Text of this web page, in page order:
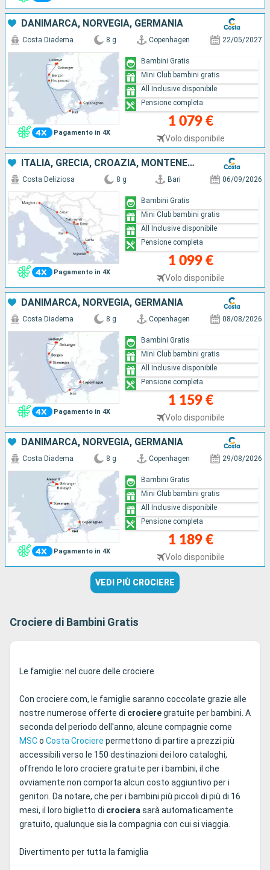
DANIMARCA, NORVEGIA, GERMANIA
Pagamento in 4X
Costa Diadema 8 g Copenhagen 22/05/2027
1 079 €
Volo disponibile
Bambini Gratis
Mini Club bambini gratis
All Inclusive disponibile
Pensione completa
ITALIA, GRECIA, CROAZIA, MONTENEGRO
Pagamento in 4X
Costa Deliziosa 8 g Bari 06/09/2026
1 099 €
Volo disponibile
Bambini Gratis
Mini Club bambini gratis
All Inclusive disponibile
Pensione completa
DANIMARCA, NORVEGIA, GERMANIA
Pagamento in 4X
Costa Diadema 8 g Copenhagen 08/08/2026
1 159 €
Volo disponibile
Bambini Gratis
Mini Club bambini gratis
All Inclusive disponibile
Pensione completa
DANIMARCA, NORVEGIA, GERMANIA
Pagamento in 4X
Costa Diadema 8 g Copenhagen 29/08/2026
1 189 €
Volo disponibile
Bambini Gratis
Mini Club bambini gratis
All Inclusive disponibile
Pensione completa
VEDI PIÙ CROCIERE
Crociere di Bambini Gratis
Le famiglie: nel cuore delle crociere
Con crociere.com, le famiglie saranno coccolate grazie alle
nostre numerose offerte di crocieregratuite per bambini. A
seconda del periodo dell'anno, alcune compagnie come
MSCo Costa Crociere permettono di partire a prezzi più
accessibili verso le 150 destinazioni dei loro cataloghi,
offrendo le loro crociere gratuite per i bambini, il che
ovviamente non comporta alcun costo aggiuntivo per i
genitori. Da notare, che per i bambini più piccoli di più di 16
mesi, il loro biglietto di crociera sarà automaticamente
gratuito, qualunque sia la compagnia con cui si viaggia.
Divertimento per tutta la famiglia